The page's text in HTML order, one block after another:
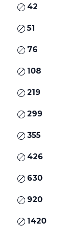
42
51
76
108
219
299
355
426
630
920
1420